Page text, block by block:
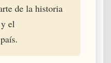
de la historia
el